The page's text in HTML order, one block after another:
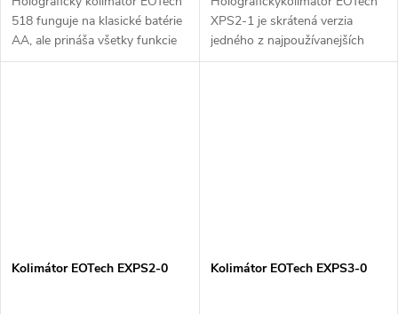
518 funguje na klasické batérie
AA, ale prináša všetky funkcie
série EXPS. Má bodku 1 MOA s
XPS2-1 je skrátená verzia
jedného z najpoužívanejších
kolimátorov a NEpodporuje
Kolimátor EOTech EXPS2-0 Kolimátor EOTech EXPS3-0